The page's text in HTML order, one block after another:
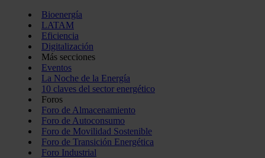
Bioenergía
LATAM
Eficiencia
Digitalización
Más secciones
Eventos
La Noche de la Energía
10 claves del sector energético
Foros
Foro de Almacenamiento
Foro de Autoconsumo
Foro de Movilidad Sostenible
Foro de Transición Energética
Foro Industrial